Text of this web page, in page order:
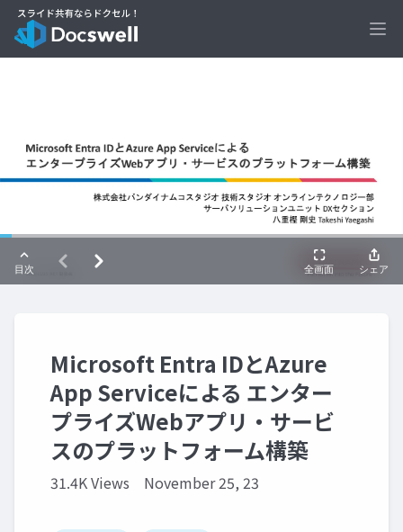
Microsoft Entra IDとAzure
App Serviceによる エンター
プライズWebアプリ・サービ
スのプラットフォーム構築
31.4K Views November 25, 23